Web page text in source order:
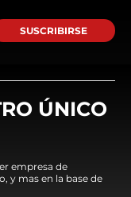
SUSCRIBIRSE
ÚNICO
empresa de
y mas en la base de